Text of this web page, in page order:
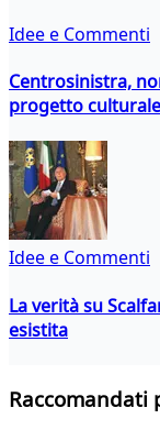
Idee e Commenti
Centrosinistra,
progetto culturale
Idee e Commenti
La verità su
esistita
Raccomandati